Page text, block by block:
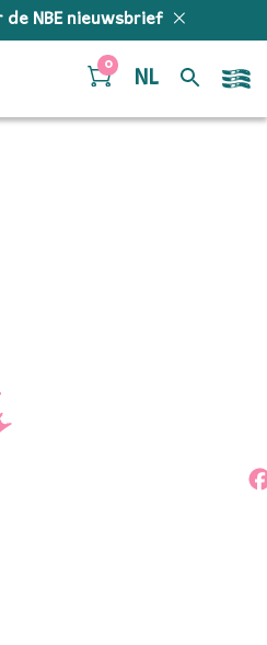
de NBE nieuwsbrief
0
NL